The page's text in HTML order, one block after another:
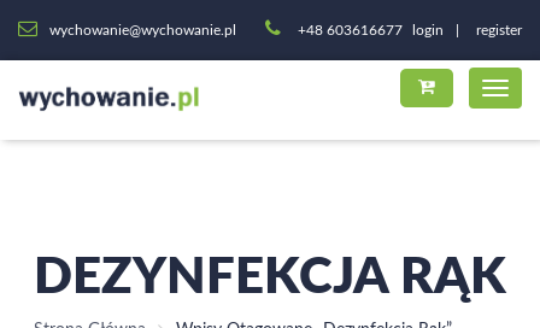
wychowanie@wychowanie.pl +48 603616677 login register
DEZYNFEKCJA RĄK